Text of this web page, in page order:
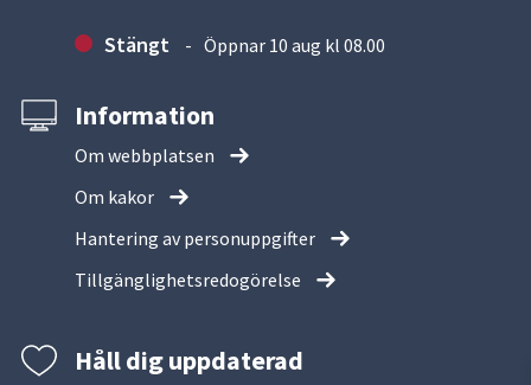
Stängt Öppnar 10 aug kl 08.00
Information
Om webbplatsen
Om kakor
Hantering av personuppgifter
Tillgänglighetsredogörelse
Håll dig uppdaterad